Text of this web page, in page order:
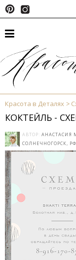
Красота в Деталях
КОКТЕЙЛЬ -
АВТОР: АНАСТАСИЯ
СОЛНЕЧНОГОРСК, РФ